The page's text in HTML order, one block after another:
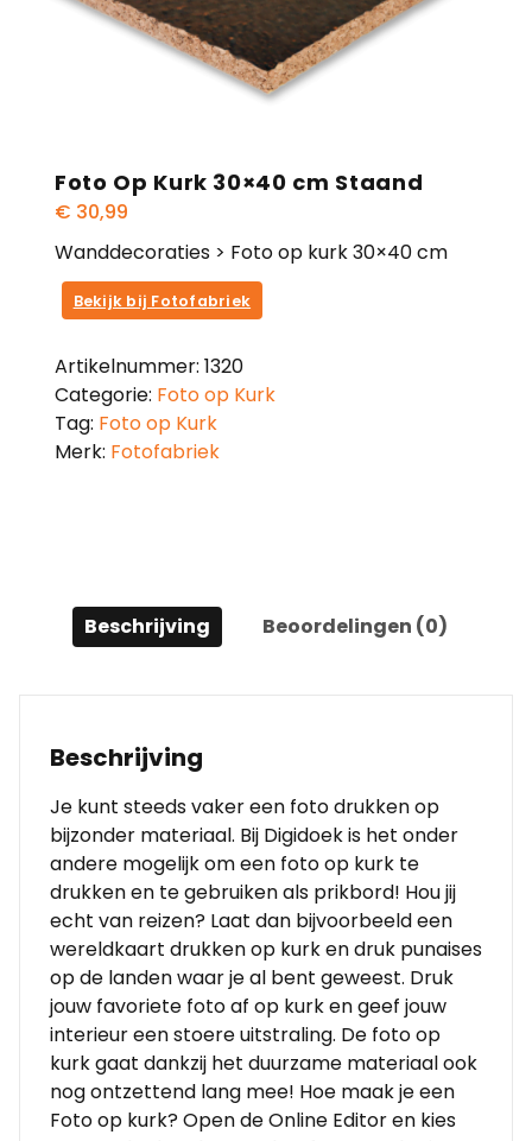
Foto Op Kurk 30×40 cm Staand
€ 30,99
Wanddecoraties > Foto op kurk 30×40 cm
Bekijk bij Fotofabriek
Artikelnummer: 1320
Categorie: Foto op Kurk
Tag: Foto op Kurk
Merk: Fotofabriek
Beschrijving Beoordelingen (0)
Beschrijving
Je kunt steeds vaker een foto drukken op
bijzonder materiaal. Bij Digidoek is het onder
andere mogelijk om een foto op kurk te
drukken en te gebruiken als prikbord! Hou jij
echt van reizen? Laat dan bijvoorbeeld een
wereldkaart drukken op kurk en druk punaises
op de landen waar je al bent geweest. Druk
jouw favoriete foto af op kurk en geef jouw
interieur een stoere uitstraling. De foto op
kurk gaat dankzij het duurzame materiaal ook
nog ontzettend lang mee! Hoe maak je een
Foto op kurk? Open de Online Editor en kies